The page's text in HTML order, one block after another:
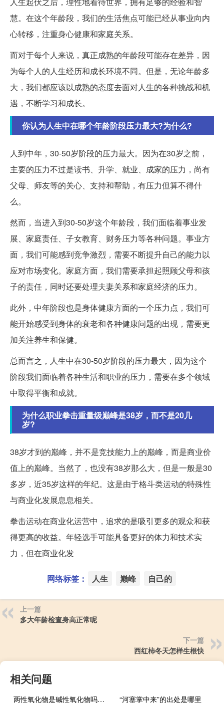
慧。在这个年龄段，我们的生活焦点可能已经从事业向内
心转移，注重身心健康和家庭关系。
而对于每个人来说，真正成熟的年龄段可能存在差异，因
为每个人的人生经历和成长环境不同。但是，无论年龄多
大，我们都应该以成熟的态度去面对人生的各种挑战和机
遇，不断学习和成长。
你认为人生中在哪个年龄阶段压力最大?为什么?
人到中年，30-50岁阶段的压力最大。因为在30岁之前，
主要的压力不过是读书、升学、就业、成家的压力，尚有
父母、师友等的关心、支持和帮助，有压力但算不得什
么。
然而，当进入到30-50岁这个年龄段，我们面临着事业发
展、家庭责任、子女教育、财务压力等各种问题。事业方
面，我们可能感到竞争激烈，需要不断提升自己的能力以
应对市场变化。家庭方面，我们需要承担起照顾父母和孩
子的责任，同时还要处理夫妻关系和家庭经济的压力。
此外，中年阶段也是身体健康方面的一个压力点，我们可
能开始感受到身体的衰老和各种健康问题的出现，需要更
加关注养生和保健。
总而言之，人生中在30-50岁阶段的压力最大，因为这个
阶段我们面临着各种生活和职业的压力，需要在多个领域
中取得平衡和成就。
为什么职业拳击重量级巅峰是38岁，而不是20几
岁?
38岁才到的巅峰，并不是竞技能力上的巅峰，而是商业价
值上的巅峰。当然了，也没有38岁那么大，但是一般是30
多岁，近35岁这样的年纪。这是由于格斗类运动的特殊性
与商业化发展息息相关。
拳击运动在商业化运营中，追求的是吸引更多的观众和获
得更高的收益。年轻选手可能具备更好的体力和技术实
力，但在商业化发
网络标签： 人生 巅峰 自己的
上一篇
多大年龄检查身高正常呢
下一篇
西红柿冬天怎样生根快
相关问题
两性氧化物是碱性氧化物吗（两性氧化物）
“河塞掌中来”的出处是哪里